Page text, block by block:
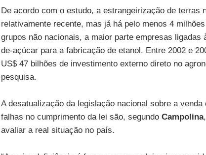
De acordo com o estudo, a estrangeirização de terras
relativamente recente, mas já há pelo menos 4
grupos não nacionais, a maior parte empresas ligadas
de-açúcar para a fabricação de etanol. Entre 2002 e
US$ 47 bilhões de investimento externo direto no
pesquisa.
A desatualização da legislação nacional sobre a
falhas no cumprimento da lei são, segundo Campolina
avaliar a real situação no país.